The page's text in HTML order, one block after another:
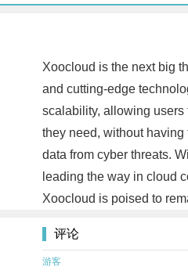
Xoocloud is the next big
and cutting-edge
scalability, allowing users
they need, without
data from cyber threats.
leading the way in cloud
Xoocloud is poised to
评论
游客